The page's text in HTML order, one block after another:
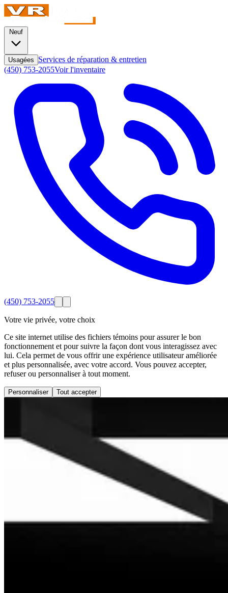
Neuf
Usagées
Services de réparation & entretien
(450) 753-2055Voir l'inventaire
(450) 753-2055
Votre vie privée, votre choix
Ce site internet utilise des fichiers témoins pour assurer le bon
fonctionnement et pour suivre la façon dont vous interagissez avec
lui. Cela permet de vous offrir une expérience utilisateur améliorée
et plus personnalisée, avec votre accord. Vous pouvez accepter,
refuser ou personnaliser à tout moment.
Personnaliser Tout accepter